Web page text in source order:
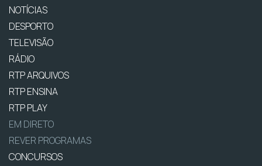
NOTÍCIAS
DESPORTO
TELEVISÃO
RÁDIO
RTP ARQUIVOS
RTP ENSINA
RTP PLAY
EM DIRETO
REVER PROGRAMAS
CONCURSOS